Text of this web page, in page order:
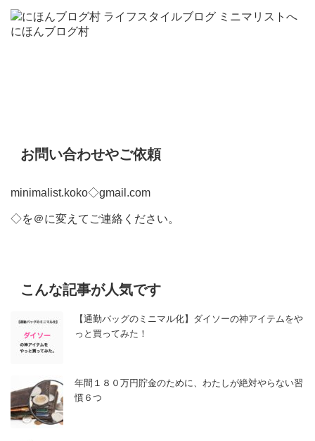
にほんブログ村
お問い合わせやご依頼
minimalist.koko◇gmail.com
◇を＠に変えてご連絡ください。
こんな記事が人気です
【通勤バッグのミニマル化】ダイソーの神アイテムをや
っと買ってみた！
年間１８０万円貯金のために、わたしが絶対やらない習
慣６つ